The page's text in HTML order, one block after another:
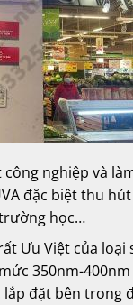
nghiệp và
đặc biệt thu
học…
Ưu Việt của
350nm-
đặt bên trong